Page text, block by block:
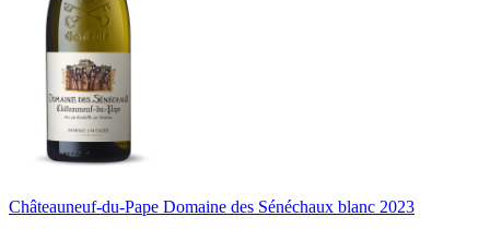
Châteauneuf-du-Pape Domaine des Sénéchaux blanc 2023